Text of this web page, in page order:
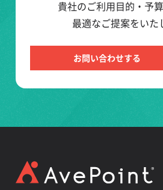
貴社のご利用目的・予
最適なご提案をいた
お問い合わせする